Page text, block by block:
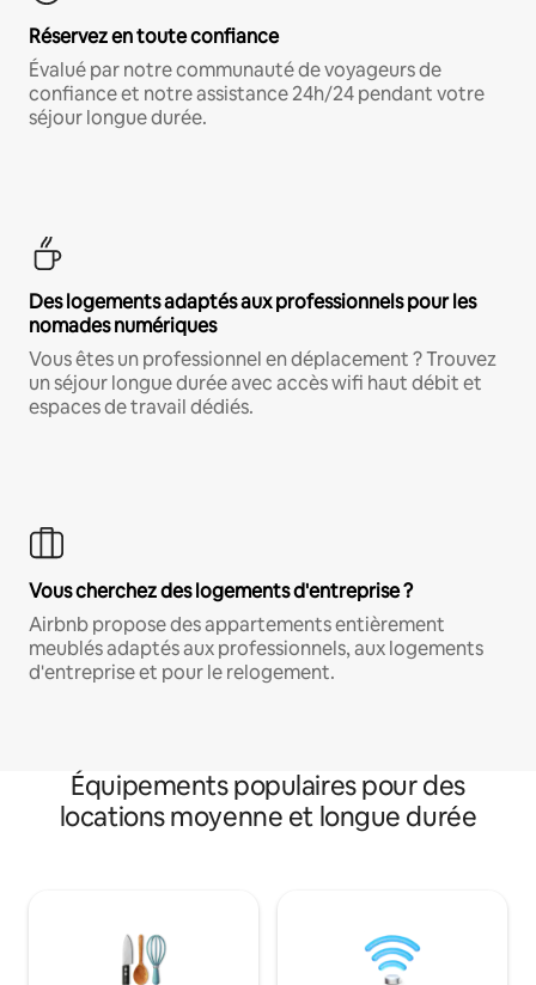
Réservez en toute confiance
Évalué par notre communauté de voyageurs de
confiance et notre assistance 24h/24 pendant votre
séjour longue durée.
Des logements adaptés aux professionnels pour les
nomades numériques
Vous êtes un professionnel en déplacement ? Trouvez
un séjour longue durée avec accès wifi haut débit et
espaces de travail dédiés.
Vous cherchez des logements d'entreprise ?
Airbnb propose des appartements entièrement
meublés adaptés aux professionnels, aux logements
d'entreprise et pour le relogement.
Équipements populaires pour des
locations moyenne et longue durée